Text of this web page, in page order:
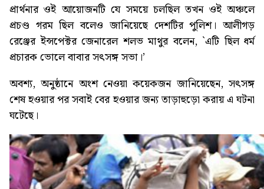
প্রার্থনার ওই আয়োজনটি যে সময়ে চলছিল তখন ওই অঞ্চলে
প্রচণ্ড গরম ছিল বলেও জানিয়েছে দেশটির পুলিশ। আলীগড়
রেঞ্জের ইন্সপেক্টর জেনারেল শলভ মাথুর বলেন, `এটি ছিল ধর্ম
প্রচারক ভোলে বাবার সৎসঙ্গ সভা।’
অবশ্য, অনুষ্ঠানে অংশ নেওয়া কয়েকজন জানিয়েছেন, সৎসঙ্গ
শেষ হওয়ার পর সবাই বের হওয়ার জন্য তাড়াহুড়ো করায় এ ঘটনা
ঘটেছে।